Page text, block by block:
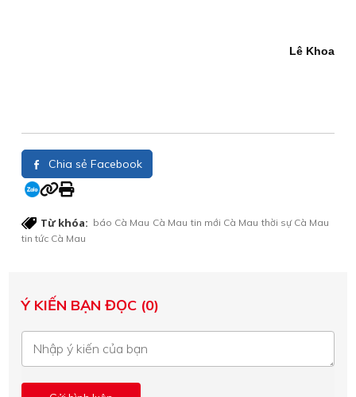
Lê Khoa
Chia sẻ Facebook
Từ khóa: báo Cà Mau Cà Mau tin mới Cà Mau thời sự Cà Mau
tin tức Cà Mau
Ý KIẾN BẠN ĐỌC (0)